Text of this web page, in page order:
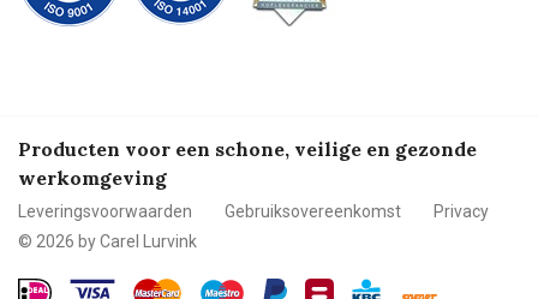
Producten voor een schone, veilige en gezonde
werkomgeving
Leveringsvoorwaarden Gebruiksovereenkomst
Privacy
© 2026 by Carel Lurvink